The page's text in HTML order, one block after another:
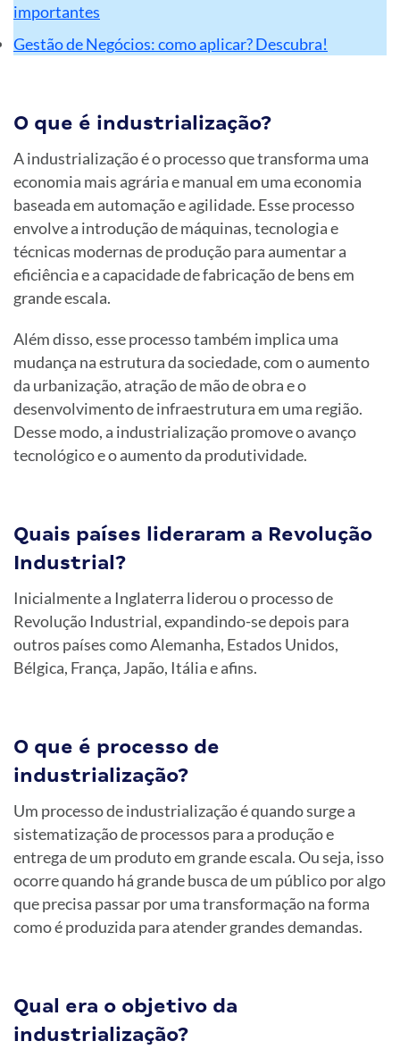
importantes
Gestão de Negócios: como aplicar? Descubra!
O que é industrialização?
A industrialização é o processo que transforma uma
economia mais agrária e manual em uma economia
baseada em automação e agilidade. Esse processo
envolve a introdução de máquinas, tecnologia e
técnicas modernas de produção para aumentar a
eficiência e a capacidade de fabricação de bens em
grande escala.
Além disso, esse processo também implica uma
mudança na estrutura da sociedade, com o aumento
da urbanização, atração de mão de obra e o
desenvolvimento de infraestrutura em uma região.
Desse modo, a industrialização promove o avanço
tecnológico e o aumento da produtividade.
Quais países lideraram a Revolução
Industrial?
Inicialmente a Inglaterra liderou o processo de
Revolução Industrial, expandindo-se depois para
outros países como Alemanha, Estados Unidos,
Bélgica, França, Japão, Itália e afins.
O que é processo de
industrialização?
Um processo de industrialização é quando surge a
sistematização de processos para a produção e
entrega de um produto em grande escala. Ou seja, isso
ocorre quando há grande busca de um público por algo
que precisa passar por uma transformação na forma
como é produzida para atender grandes demandas.
Qual era o objetivo da
industrialização?